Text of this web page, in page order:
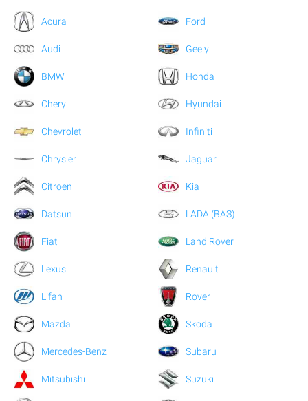
Acura
Audi
BMW
Chery
Chevrolet
Chrysler
Citroen
Datsun
Fiat
Ford
Geely
Honda
Hyundai
Infiniti
Jaguar
Kia
LADA (ВАЗ)
Land Rover
Lexus
Lifan
Mazda
Mercedes-Benz
Mitsubishi
Renault
Rover
Skoda
Subaru
Suzuki